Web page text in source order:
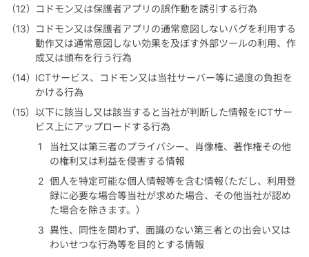
コドモン又は保護者アプリの誤作動を誘引する行為
コドモン又は保護者アプリの通常意図しないバグを利用する
動作又は通常意図しない効果を及ぼす外部ツールの利用、作
成又は頒布を行う行為
ICTサービス、コドモン又は当社サーバー等に過度の負担を
かける行為
以下に該当し又は該当すると当社が判断した情報をICTサー
ビス上にアップロードする行為
当社又は第三者のプライバシー、肖像権、著作権その他
の権利又は利益を侵害する情報
個人を特定可能な個人情報等を含む情報（ただし、利用登
録に必要な場合等当社が求めた場合、その他当社が認め
た場合を除きます。）
異性、同性を問わず、面識のない第三者との出会い又は
わいせつな行為等を目的とする情報